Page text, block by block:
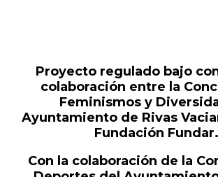
Proyecto regulado bajo
colaboración entre la
Feminismos y
Ayuntamiento de Rivas
Fundación Fundar.
Con la colaboración de la